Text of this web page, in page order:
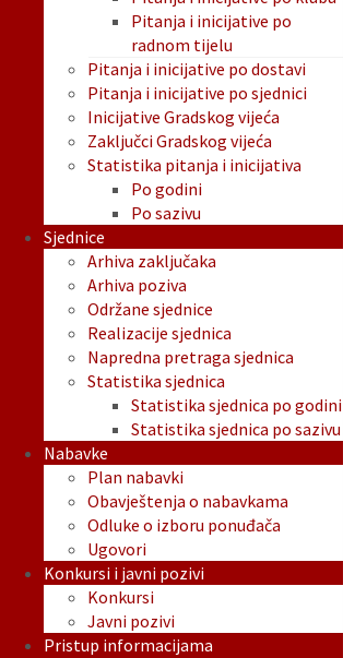
Pitanja i inicijative po
radnom tijelu
Pitanja i inicijative po dostavi
Pitanja i inicijative po sjednici
Inicijative Gradskog vijeća
Zaključci Gradskog vijeća
Statistika pitanja i inicijativa
Po godini
Po sazivu
Sjednice
Arhiva zaključaka
Arhiva poziva
Održane sjednice
Realizacije sjednica
Napredna pretraga sjednica
Statistika sjednica
Statistika sjednica po godini
Statistika sjednica po sazivu
Nabavke
Plan nabavki
Obavještenja o nabavkama
Odluke o izboru ponuđača
Ugovori
Konkursi i javni pozivi
Konkursi
Javni pozivi
Pristup informacijama